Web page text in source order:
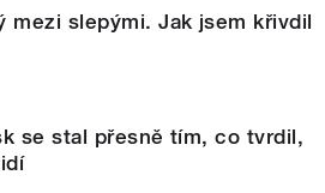
mezi slepými. Jak jsem křivdil
se stal přesně tím, co tvrdil,